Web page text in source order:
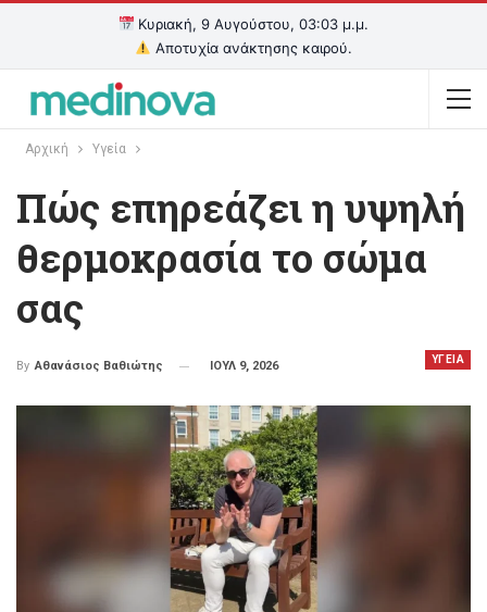
Κυριακή, 9 Αυγούστου, 03:03 μ.μ.
Αποτυχία ανάκτησης καιρού.
Αρχική Υγεία
Πώς επηρεάζει η υψηλή
θερμοκρασία το σώμα
σας
ΥΓΕΙΑ
By Αθανάσιος Βαθιώτης ΙΟΥΛ 9, 2026